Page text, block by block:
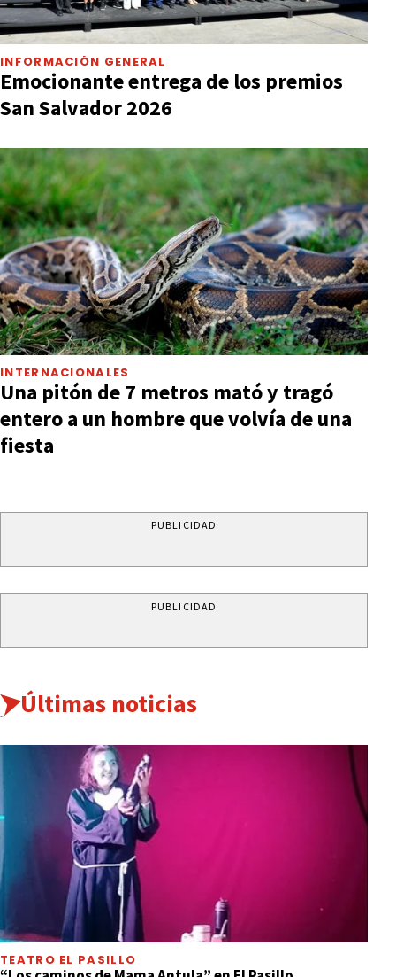
INFORMACIÓN GENERAL
Emocionante entrega de los premios
San Salvador 2026
INTERNACIONALES
Una pitón de 7 metros mató y tragó
entero a un hombre que volvía de una
fiesta
PUBLICIDAD
PUBLICIDAD
Últimas noticias
TEATRO EL PASILLO